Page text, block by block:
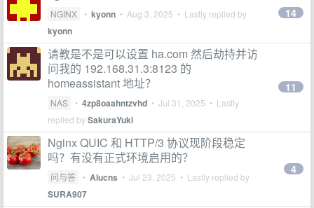
NGINX • kyonn • Aug 3, 2025 • Lastly replied by
kyonn
14
请教是不是可以设置 ha.com 然后劫持并访
问我的 192.168.31.3:8123 的
homeassistant 地址？
NAS • 4zp8oaahntzvhd • Jul 31, 2025 • Lastly
replied bySakuraYuki
11
Nginx QUIC 和 HTTP/3 协议现阶段稳定
吗？有没有正式环境启用的？
问与答 • Alucns • Jul 23, 2025 • Lastly replied by
SURA907
4